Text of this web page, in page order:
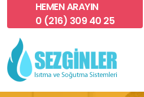
HEMEN ARAYIN
0 (216) 309 40 25